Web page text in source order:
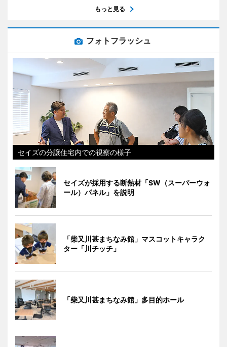
もっと見る
フォトフラッシュ
セイズの分譲住宅内での視察の様子
セイズが採用する断熱材「SW（スーパーウォ
ール）パネル」を説明
「柴又川甚まちなみ館」マスコットキャラク
ター「川チッチ」
「柴又川甚まちなみ館」多目的ホール